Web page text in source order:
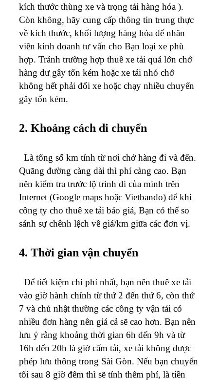
kích thước thùng xe và trọng tải hàng hóa ).
Còn không, hãy cung cấp thông tin trung thực
về kích thước, khối lượng hàng hóa để nhân
viên kinh doanh tư vấn cho Bạn loại xe phù
hợp. Tránh trường hợp thuê xe tải quá lớn chở
hàng dư gây tốn kém hoặc xe tải nhỏ chở
không hết phải đổi xe hoặc chạy nhiều chuyến
gây tốn kém.
2. Khoảng cách di chuyển
Là tổng số km tính từ nơi chở hàng đi và đến.
Quãng đường càng dài thì phí càng cao. Bạn
nên kiểm tra trước lộ trình đi của mình trên
Internet (Google maps hoặc Vietbando) để khi
công ty cho thuê xe tải báo giá, Bạn có thể so
sánh sự chênh lệch về giá/km giữa các đơn vị.
4. Thời gian vận chuyển
Để tiết kiệm chi phí nhất, bạn nên thuê xe tải
vào giờ hành chính từ thứ 2 đến thứ 6, còn thứ
7 và chủ nhật thường các công ty vận tải có
nhiều đơn hàng nên giá cả sẽ cao hơn. Bạn nên
lưu ý rằng khoảng thời gian 6h đến 9h và từ
16h đến 20h là giờ cấm tải, xe tải không được
phép lưu thông trong Sài Gòn. Nếu bạn chuyển
tối sau 8 giờ đêm thì sẽ tính thêm phí, là tiền